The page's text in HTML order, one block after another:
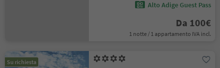
Alto Adige Guest Pass
Da 100€
1 notte / 1 appartamento IVA incl.
Su richiesta